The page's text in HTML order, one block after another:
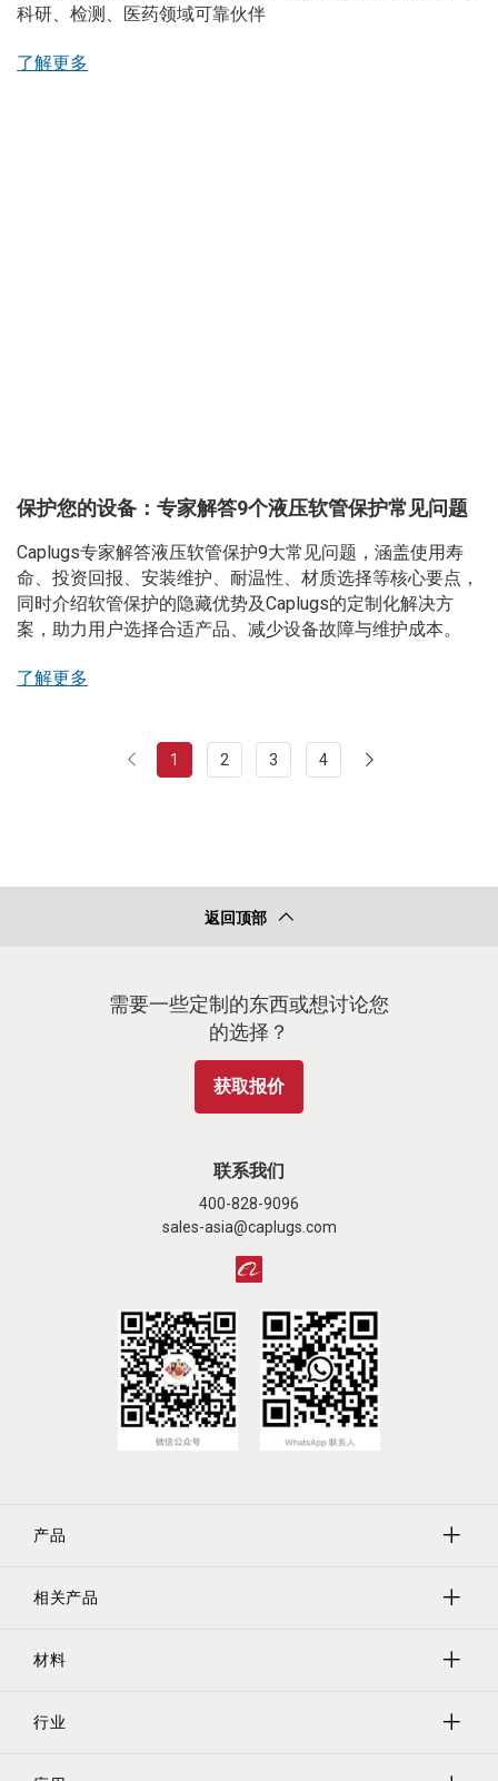
科研、检测、医药领域可靠伙伴
了解更多
保护您的设备：专家解答9个液压软管保护常见问题
Caplugs专家解答液压软管保护9大常见问题，涵盖使用寿
命、投资回报、安装维护、耐温性、材质选择等核心要点，
同时介绍软管保护的隐藏优势及Caplugs的定制化解决方
案，助力用户选择合适产品、减少设备故障与维护成本。
了解更多
1 2 3 4
返回顶部
需要一些定制的东西或想讨论您
的选择？
获取报价
联系我们
400-828-9096
sales-asia@caplugs.com
产品
保护帽
保护塞
相关产品
Evergreen实验室器具
Tri-Star螺纹保护器
材料
聚乙烯
乙烯基
行业